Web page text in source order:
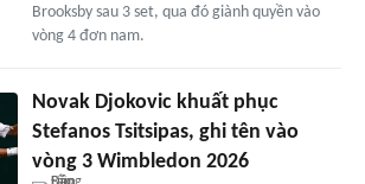
Brooksby sau 3 set, qua đó giành quyền vào
vòng 4 đơn nam.
Novak Djokovic khuất phục
Stefanos Tsitsipas, ghi tên vào
vòng 3 Wimbledon 2026